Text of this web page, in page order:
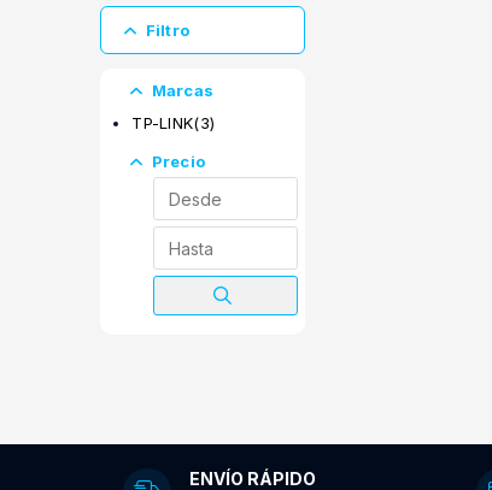
Parlantes
Teclados
Webcam
Tablets
Filtro
Marcas
TP-LINK(3)
Precio
ENVÍO RÁPIDO